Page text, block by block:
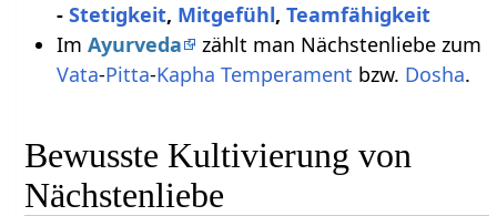
- Stetigkeit, Mitgefühl, Teamfähigkeit
Im Ayurveda
zählt man Nächstenliebe zum
Vata-Pitta-Kapha Temperament bzw. Dosha.
Bewusste Kultivierung von
Nächstenliebe